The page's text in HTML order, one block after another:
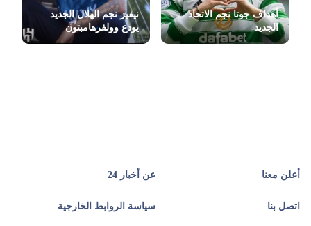
أهداف جوتا نجم الاتحاد
الجديد
نيفيز نجم الهلال الجديد
يودع وولفرهامبتون
أعلن معنا عن أخبار 24
اتصل بنا سياسة الروابط الخارجية